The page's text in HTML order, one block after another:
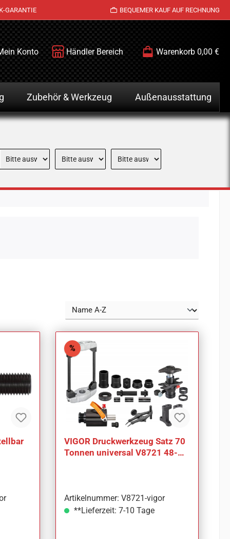
GARANTIE BEQUEMER KAUF AUF RECHNUNG
Konto Händler Bereich Warenkorb 0,00 €
Zubehör & Werkzeug Außenausstattung
%Rabatt
VIGOR Druckwerkzeug Satz 70
Tonnen universal V8721 48-
Artikelnummer: V8721-vigor
**Lieferzeit: 7-10 Tage